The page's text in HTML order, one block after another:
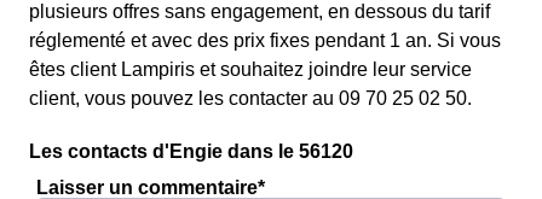
plusieurs offres sans engagement, en dessous du tarif
réglementé et avec des prix fixes pendant 1 an. Si vous
êtes client Lampiris et souhaitez joindre leur service
client, vous pouvez les contacter au 09 70 25 02 50.
Les contacts d'Engie dans le 56120
Laisser un commentaire*